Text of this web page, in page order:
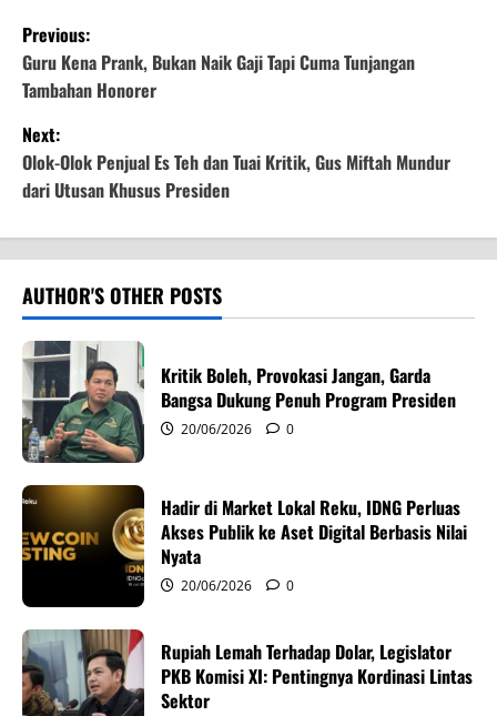
P
o
s
t
n
a
v
i
g
a
t
i
o
n
Previous:
Guru Kena Prank, Bukan Naik Gaji Tapi Cuma Tunjangan
Tambahan Honorer
Next:
Olok-Olok Penjual Es Teh dan Tuai Kritik, Gus Miftah Mundur
dari Utusan Khusus Presiden
AUTHOR'S OTHER POSTS
Kritik Boleh, Provokasi Jangan, Garda
Bangsa Dukung Penuh Program Presiden
20/06/2026 0
Hadir di Market Lokal Reku, IDNG Perluas
Akses Publik ke Aset Digital Berbasis Nilai
Nyata
20/06/2026 0
Rupiah Lemah Terhadap Dolar, Legislator
PKB Komisi XI: Pentingnya Kordinasi Lintas
Sektor